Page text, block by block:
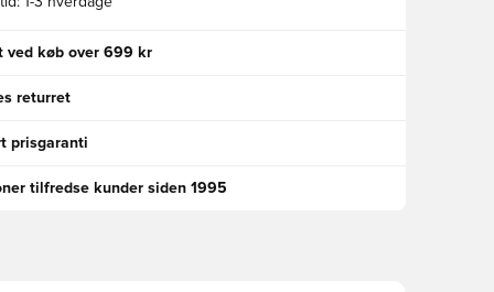
ved køb over 699 kr
returret
prisgaranti
tilfredse kunder siden 1995